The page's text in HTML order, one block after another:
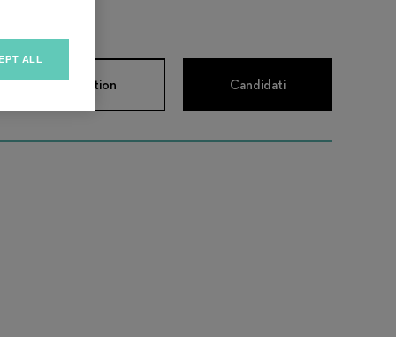
la job description Candidati
ALL